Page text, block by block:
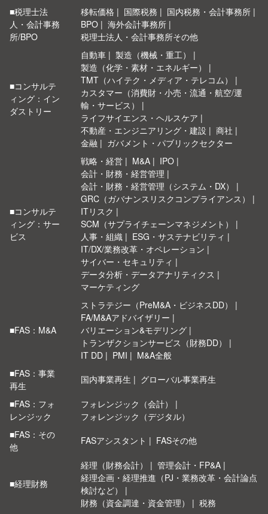
■税理士法
人・会計事務
所/BPO
移転価格 国際税務
国内税務・会計事務所
BPO
海外会計事務所
税理士法人・会計事務所その他
■コンサルテ
ィング：イン
ダストリー
自動車
製造（機械・重工）
製造（化学・素材・エネルギー）
TMT（ハイテク・メディア・テレコム）
カスタマー（消費財・小売・流通・航空/運
輸・サービス）
ライフサイエンス・ヘルスケア
不動産・エンジニアリング・建設
商社
金融
ガバメント・パブリックセクター
■コンサルテ
ィング：サー
ビス
戦略・経営 M&A
IPO
会計・財務・経営管理
会計・財務・経営管理（システム・DX）
GRC（ガバナンスリスクコンプライアンス）
ITリスク
SCM（サプライチェーンマネジメント）
人事・組織
ESG・サステナビリティ
IT/DX/業務改革・オペレーション
サイバー・セキュリティ
データ分析・データアナリティクス
マーケティング
■FAS：M&A
ストラテジー（PreM&A・ビジネスDD）
FA/M&Aアドバイザリー
バリエーション&モデリング
トランザクションサービス（財務DD）
IT DD
PMI
M&A全般
■FAS：事業
再生
国内事業再生 グローバル事業再生
■FAS：フォ
レンジック
フォレンジック（会計）
フォレンジック（デジタル）
■FAS：その
他
FASアシスタント FASその他
■経理財務
経理（財務会計）
管理会計・FP&A
経理企画・経理推進（PJ・業務改革・会計論点
検討など）
財務（資金調達・資金管理）
税務